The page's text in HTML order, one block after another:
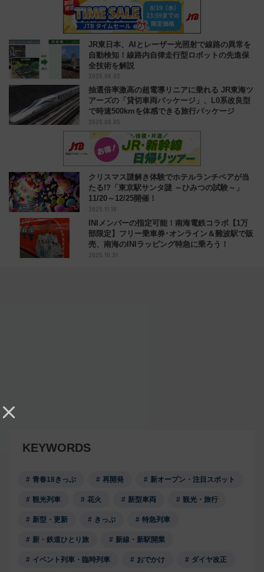
JR東日本、AIとレーザー光照射で線路の異常を
自動検知！線路内自律走行型ロボットの先進保
全技術を解説
2026.06.02
抽選倍率激高の超電導リニアに乗れる JR東海ツ
アーズの「貸切車両パッケージ」、L0系改良型
で時速500kmを体感できる旅行パッケージ
2026.06.05
クリスマス謎解き体験でホテルランチペアが当
たる!?「東京駅サンタ謎 ～ひみつの試験～」
11/20～12/25開催！
2025.11.18
INIメンバーの指定可能！南海電鉄コラボ【1万
部限定】フリー乗車券･オンライン＆難波駅で販
売、南海のINIラッピング特急に乗ろう！
2025.10.31
KEYWORDS
青春18きっぷ 再開発 新オープン・注目スポット
観光列車 花火 新型車両 観光・旅行
新型・更新 きっぷ 特急列車
新・鉄道ひとり旅 新線・新駅開業
イベント列車・臨時列車 おでかけ ダイヤ改正